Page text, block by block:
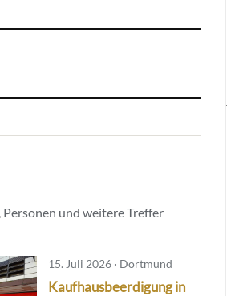
und weitere Treffer
15. Juli 2026 · Dortmund
Kaufhausbeerdigung in